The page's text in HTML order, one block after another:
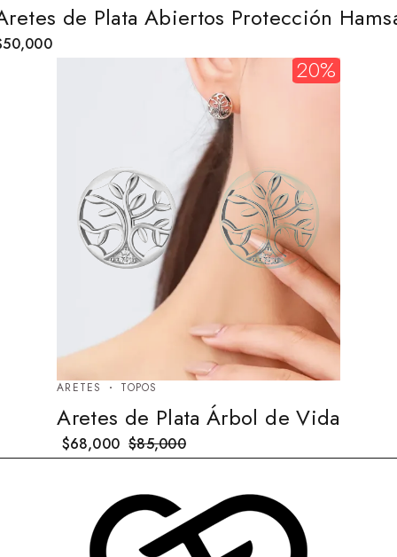
de Plata Abiertos Protección
50,000
20%
ARETES TOPOS
Aretes de Plata Árbol de Vida
$85,000
$68,000